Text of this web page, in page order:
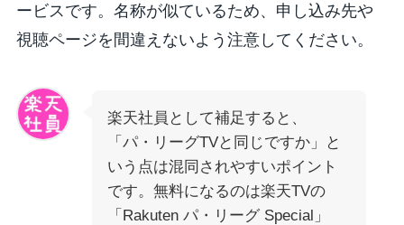
ービスです。名称が似ているため、申し込み先や
視聴ページを間違えないよう注意してください。
楽天社員として補足すると、
「パ・リーグTVと同じですか」と
いう点は混同されやすいポイント
です。無料になるのは楽天TVの
「Rakuten パ・リーグ Special」